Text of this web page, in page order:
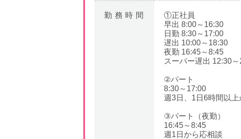
勤務時間
①正社員
早出 8:00～16:30
日勤 8:30～17:00
遅出 10:00～18:30
夜勤 16:45～8:45
スーパー遅出 12:30
②パート
8:30～17:00
週3日、1日6時間以上
③パート（夜勤）
16:45～8:45
週1日から応相談